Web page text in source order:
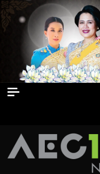
Skip
to